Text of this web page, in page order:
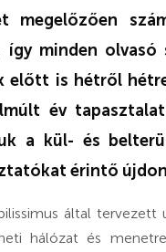
minden olvasó
előtt is hétről
év
a kül- és
érintő
által tervezett
hálózat és